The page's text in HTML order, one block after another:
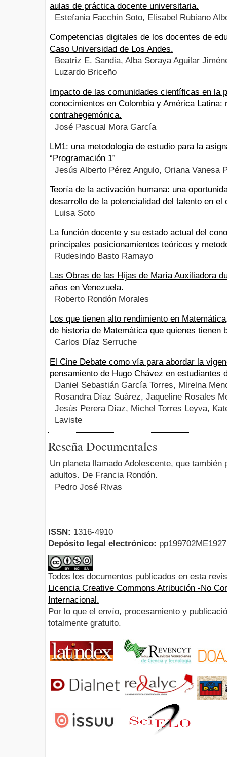
aulas de práctica docente universitaria.
Estefania Facchin Soto, Elisabel Rubiano
Competencias digitales de los docentes de
Caso Universidad de Los Andes.
Beatriz E. Sandia, Alba Soraya Aguilar
Luzardo Briceño
Impacto de las comunidades científicas en la
conocimientos en Colombia y América Latina:
contrahegemónica.
José Pascual Mora García
LM1: una metodología de estudio para la
“Programación 1”
Jesús Alberto Pérez Angulo, Oriana Vanesa
Teoría de la activación humana: una
desarrollo de la potencialidad del talento en el
Luisa Soto
La función docente y su estado actual del
principales posicionamientos teóricos y
Rudesindo Basto Ramayo
Las Obras de las Hijas de María Auxiliadora
años en Venezuela.
Roberto Rondón Morales
Los que tienen alto rendimiento en
de historia de Matemática que quienes tienen
Carlos Díaz Serruche
El Cine Debate como vía para abordar la
pensamiento de Hugo Chávez en estudiantes
Daniel Sebastián García Torres, Mirelna
Rosandra Díaz Suárez, Jaqueline Rosales
Jesús Perera Díaz, Michel Torres Leyva,
Laviste
Reseña Documentales
Un planeta llamado Adolescente, que también
adultos. De Francia Rondón.
Pedro José Rivas
ISSN: 1316-4910
Depósito legal electrónico:
Todos los documentos publicados en esta
Licencia Creative Commons Atribución -No
Internacional.
Por lo que el envío, procesamiento y
totalmente gratuito.